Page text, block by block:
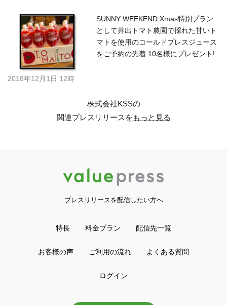
SUNNY WEEKEND Xmas特別プラン
として井出トマト農園で採れた甘いト
マトを使用のコールドプレスジュース
をご予約の先着 10名様にプレゼント!
2018年12月1日 12時
株式会社KSSの
関連プレスリリースをもっと見る
プレスリリースを配信したい方へ
特長 料金プラン 配信先一覧
お客様の声 ご利用の流れ よくある質問
ログイン